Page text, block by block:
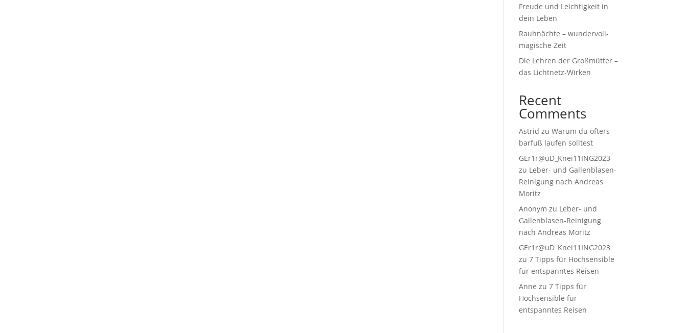
Freude und Leichtigkeit in
dein Leben
Rauhnächte – wundervoll-
magische Zeit
Die Lehren der Großmütter –
das Lichtnetz-Wirken
Recent
Comments
Astrid zuWarum du öfters
barfuß laufen solltest
GEr1r@uD_Knei11ING2023
zu Leber- und Gallenblasen-
Reinigung nach Andreas
Moritz
Anonym zu Leber- und
Gallenblasen-Reinigung
nach Andreas Moritz
GEr1r@uD_Knei11ING2023
zu7 Tipps für Hochsensible
für entspanntes Reisen
Anne zu7 Tipps für
Hochsensible für
entspanntes Reisen